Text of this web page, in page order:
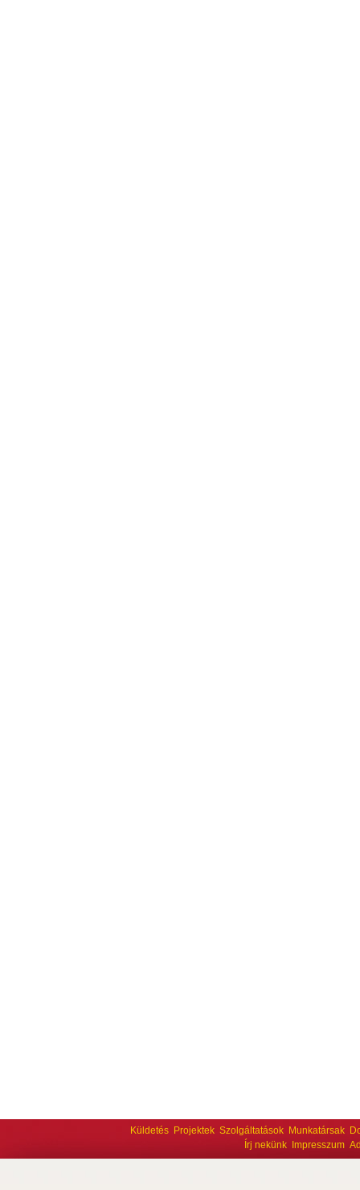
Küldetés Projektek Szolgáltatások Munkatársak
Írj nekünk
Impresszum